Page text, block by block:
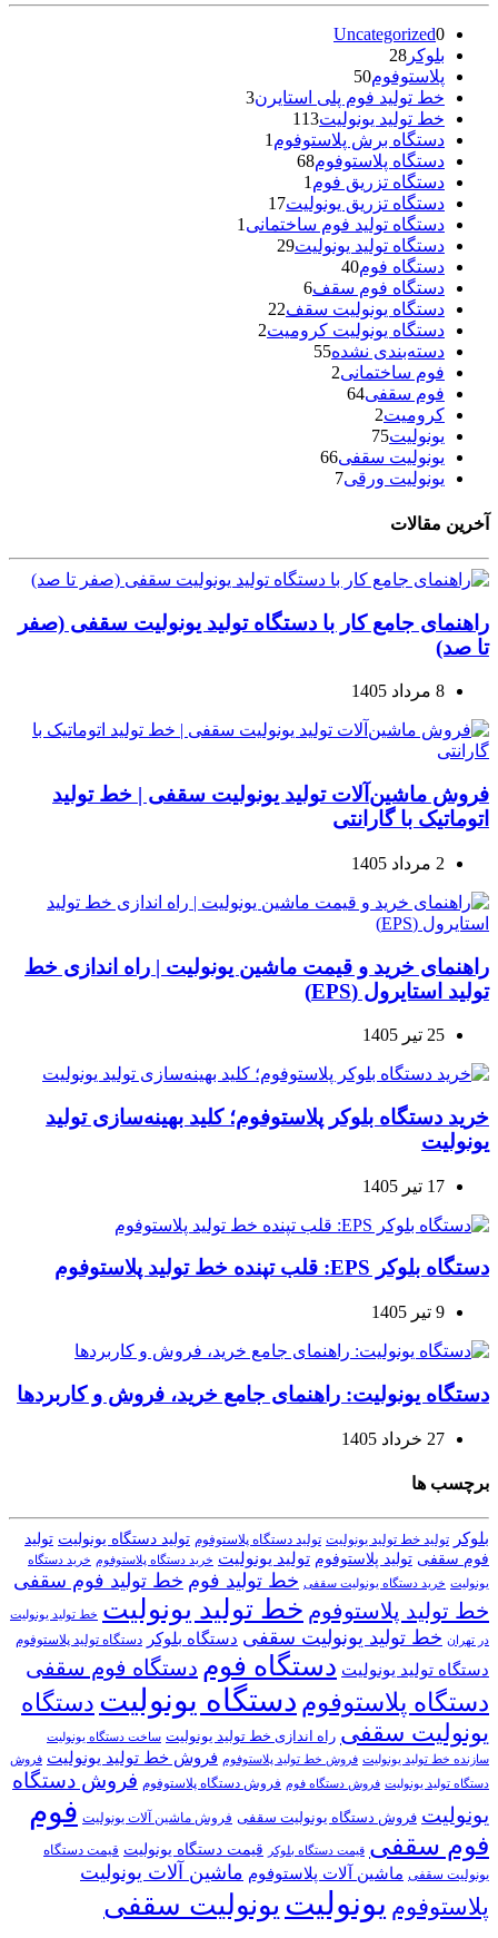
Uncategorized0
بلوکر 28
پلاستوفوم50
خط تولید فوم پلی استایرن3
خط تولید یونولیت113
دستگاه برش پلاستوفوم 1
دستگاه پلاستوفوم68
دستگاه تزریق فوم 1
دستگاه تزریق یونولیت17
دستگاه تولید فوم ساختمانی 1
دستگاه تولید یونولیت29
دستگاه فوم40
دستگاه فوم سقف6
دستگاه یونولیت سقف22
دستگاه یونولیت کرومیت2
دسته‌بندی نشده55
فوم ساختمانی2
فوم سقفی64
کرومیت2
یونولیت75
یونولیت سقفی66
یونولیت ورقی7
آخرین مقالات
راهنمای جامع کار با دستگاه تولید یونولیت سقفی (صفر
تا صد)
8 مرداد 1405
فروش ماشین‌آلات تولید یونولیت سقفی | خط تولید
اتوماتیک با گارانتی
2 مرداد 1405
راهنمای خرید و قیمت ماشین یونولیت | راه اندازی خط
تولید استایرول (EPS)
25 تیر 1405
خرید دستگاه بلوکر پلاستوفوم؛ کلید بهینه‌سازی تولید
یونولیت
17 تیر 1405
دستگاه بلوکر EPS: قلب تپنده خط تولید پلاستوفوم
9 تیر 1405
دستگاه یونولیت: راهنمای جامع خرید، فروش و کاربردها
27 خرداد 1405
برچسب ها
بلوکر تولید خط تولید یونولیت تولید دستگاه پلاستوفوم تولید دستگاه یونولیت تولید
فوم سقفی تولید پلاستوفوم تولید یونولیت خرید دستگاه پلاستوفوم خرید دستگاه
یونولیت خرید دستگاه یونولیت سقفی خط تولید فوم خط تولید فوم سقفی
خط تولید پلاستوفوم خط تولید یونولیت خط تولید یونولیت
در تهران خط تولید یونولیت سقفی دستگاه بلوکر دستگاه تولید پلاستوفوم
دستگاه تولید یونولیت دستگاه فوم دستگاه فوم سقفی
دستگاه پلاستوفوم دستگاه یونولیت دستگاه
یونولیت سقفی راه اندازی خط تولید یونولیت ساخت دستگاه یونولیت
سازنده خط تولید یونولیت فروش خط تولید پلاستوفوم فروش خط تولید یونولیت فروش
دستگاه تولید یونولیت فروش دستگاه فوم فروش دستگاه پلاستوفوم فروش دستگاه
یونولیت فروش دستگاه یونولیت سقفی فروش ماشین آلات یونولیت فوم
فوم سقفی قیمت دستگاه بلوکر قیمت دستگاه یونولیت قیمت دستگاه
یونولیت سقفی ماشین آلات پلاستوفوم ماشین آلات یونولیت
پلاستوفوم یونولیت یونولیت سقفی